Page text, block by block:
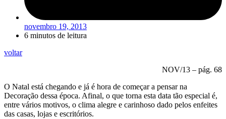
novembro 19, 2013
6 minutos de leitura
voltar
NOV/13 – pág. 68
O Natal está chegando e já é hora de começar a pensar na
Decoração dessa época. Afinal, o que torna esta data tão especial é,
entre vários motivos, o clima alegre e carinhoso dado pelos enfeites
das casas, lojas e escritórios.